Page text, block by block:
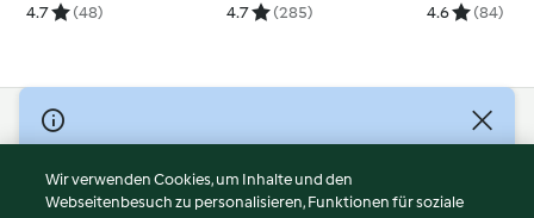
4.7 (48) 4.7 (285) 4.6 (84)
© Copyright 2026
Nutzungsbedingungen
Datenschutzrichtlinien
Wir verwenden Cookies, um Inhalte und den
Webseitenbesuch zu personalisieren, Funktionen für soziale